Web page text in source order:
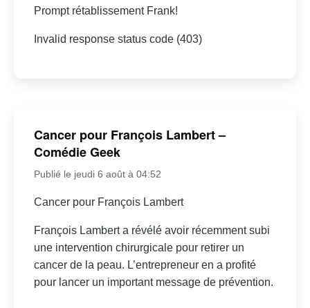
Prompt rétablissement Frank!
Invalid response status code (403)
Cancer pour François Lambert –
Comédie Geek
Publié le jeudi 6 août à 04:52
Cancer pour François Lambert
François Lambert a révélé avoir récemment subi
une intervention chirurgicale pour retirer un
cancer de la peau. L’entrepreneur en a profité
pour lancer un important message de prévention.